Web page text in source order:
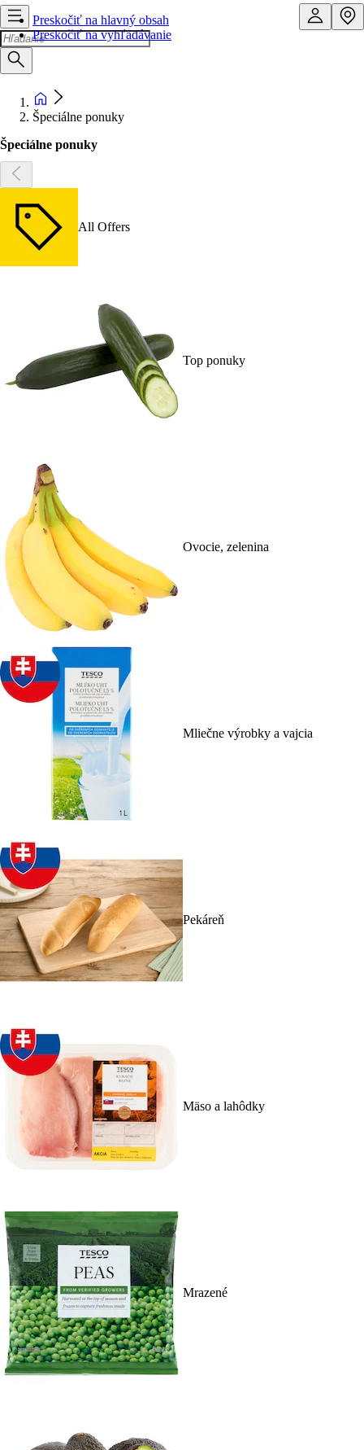
Preskočiť na hlavný obsah
Preskočiť na vyhľadávanie
Špeciálne ponuky
Špeciálne ponuky
All Offers
Top ponuky
Ovocie, zelenina
Mliečne výrobky a vajcia
Pekáreň
Mäso a lahôdky
Mrazené